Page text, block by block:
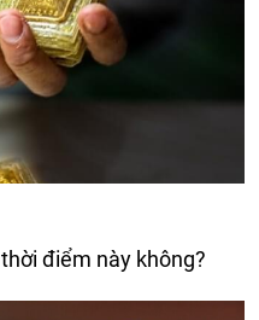
điểm này không?